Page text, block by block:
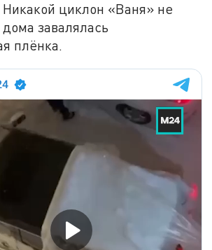
Никакой циклон «Ваня» не
завалялась
плёнка.